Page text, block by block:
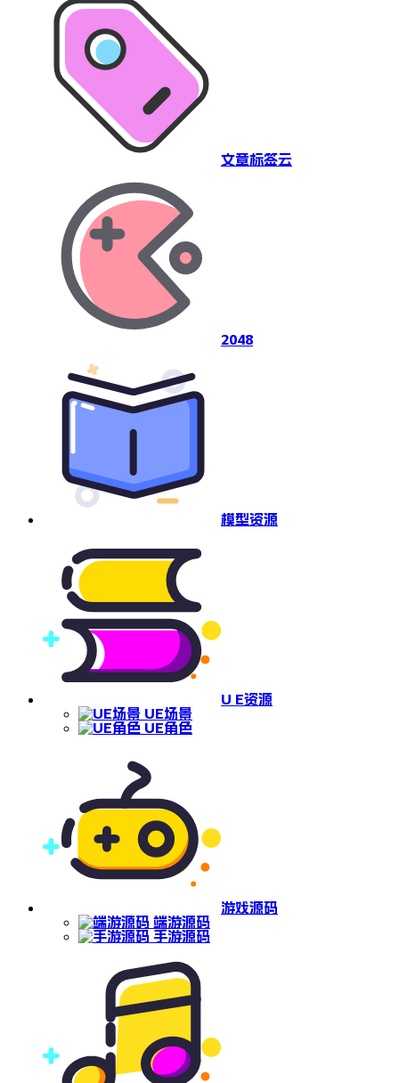
文章标签云
2048
模型资源
U E资源
UE场景
UE角色
游戏源码
端游源码
手游源码